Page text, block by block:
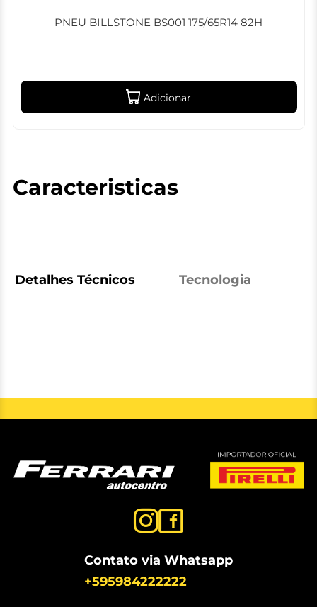
PNEU BILLSTONE BS001 175/65R14 82H
Adicionar
Caracteristicas
Detalhes Técnicos Tecnologia
Contato via Whatsapp
+595984222222